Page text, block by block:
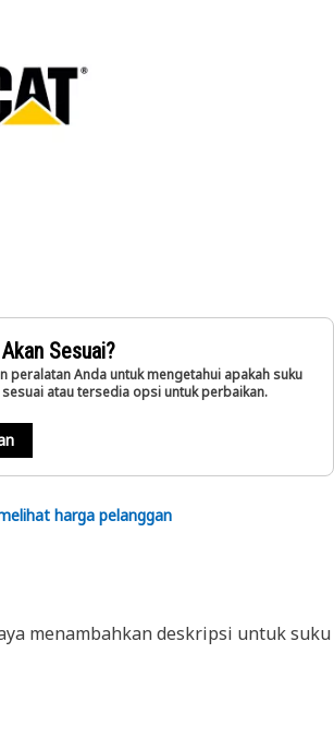
Sesuai?
peralatan Anda untuk mengetahui apakah suku
atau tersedia opsi untuk perbaikan.
harga pelanggan
menambahkan deskripsi untuk suku